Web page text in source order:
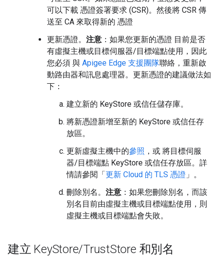
可以下載 憑證簽署要求 (CSR)。然後將 CSR 傳
送至 CA 來取得新的 憑證
更新憑證。 注意 ：如果您更新的憑證 目前是否
有虛擬主機或目標伺服器/目標端點使用，因此
您必須 與 Apigee Edge 支援團隊聯絡，重新啟
動路由器和訊息處理器。更新憑證的建議做法如
下：
建立新的 KeyStore 或信任儲存庫。
將新憑證新增至新的 KeyStore 或信任存
放區。
更新虛擬主機中的參照 ，或 將目標伺服
器/目標端點 KeyStore 或信任存放區。詳
情請參閱「 更新 Cloud 的 TLS 憑證 」。
刪除別名。 注意 ：如果您刪除別名，而該
別名目前由虛擬主機或目標端點使用，則
虛擬主機或目標端點會失敗。
建立 KeyStore/TrustStore 和別名